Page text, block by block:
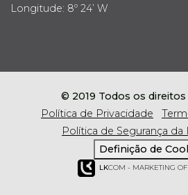
Longitude: 8º 24’ W
© 2019 Todos os
Política de Privacidade
Política de Segurança
Definição de
LKCOM - MARKETING